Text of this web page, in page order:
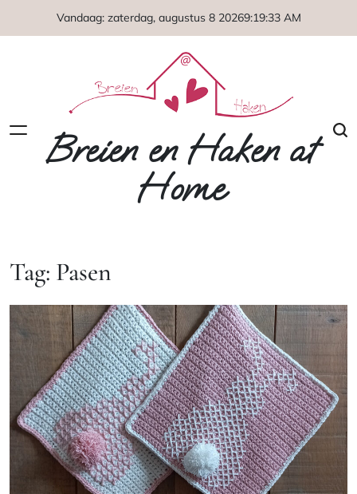
Vandaag: zaterdag, augustus 8 20269:19:34 AM
Breien en Haken at
Home
Tag: Pasen